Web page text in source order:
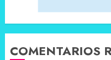
COMENTARIOS